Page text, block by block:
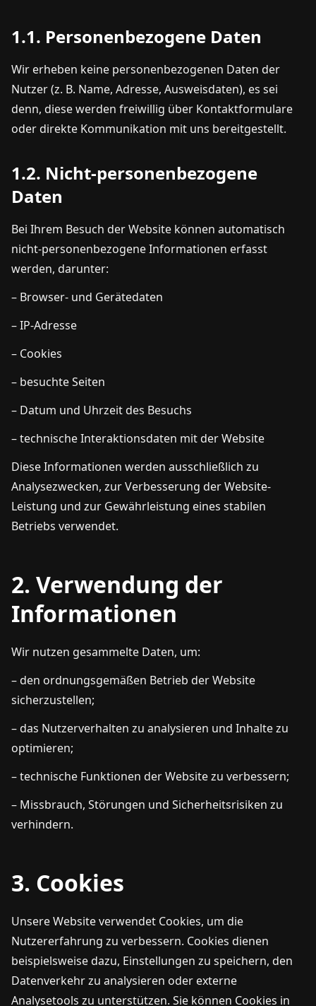
1.1. Personenbezogene Daten
Wir erheben keine personenbezogenen Daten der
Nutzer (z. B. Name, Adresse, Ausweisdaten), es sei
denn, diese werden freiwillig über Kontaktformulare
oder direkte Kommunikation mit uns bereitgestellt.
1.2. Nicht-personenbezogene
Daten
Bei Ihrem Besuch der Website können automatisch
nicht-personenbezogene Informationen erfasst
werden, darunter:
– Browser- und Gerätedaten
– IP-Adresse
– Cookies
– besuchte Seiten
– Datum und Uhrzeit des Besuchs
– technische Interaktionsdaten mit der Website
Diese Informationen werden ausschließlich zu
Analysezwecken, zur Verbesserung der Website-
Leistung und zur Gewährleistung eines stabilen
Betriebs verwendet.
2. Verwendung der
Informationen
Wir nutzen gesammelte Daten, um:
– den ordnungsgemäßen Betrieb der Website
sicherzustellen;
– das Nutzerverhalten zu analysieren und Inhalte zu
optimieren;
– technische Funktionen der Website zu verbessern;
– Missbrauch, Störungen und Sicherheitsrisiken zu
verhindern.
3. Cookies
Unsere Website verwendet Cookies, um die
Nutzererfahrung zu verbessern. Cookies dienen
beispielsweise dazu, Einstellungen zu speichern, den
Datenverkehr zu analysieren oder externe
Analysetools zu unterstützen. Sie können Cookies in